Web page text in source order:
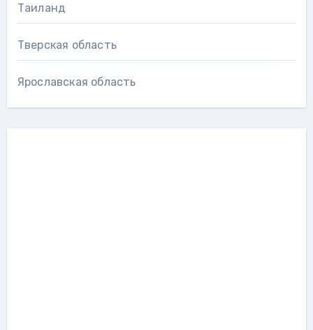
Таиланд
Тверская область
Ярославская область